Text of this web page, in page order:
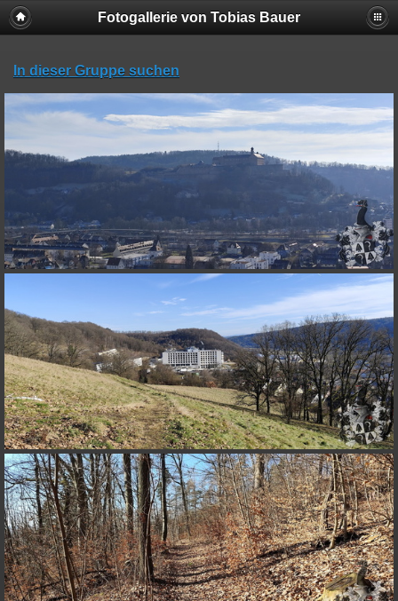
Fotogallerie von Tobias Bauer
In dieser Gruppe suchen